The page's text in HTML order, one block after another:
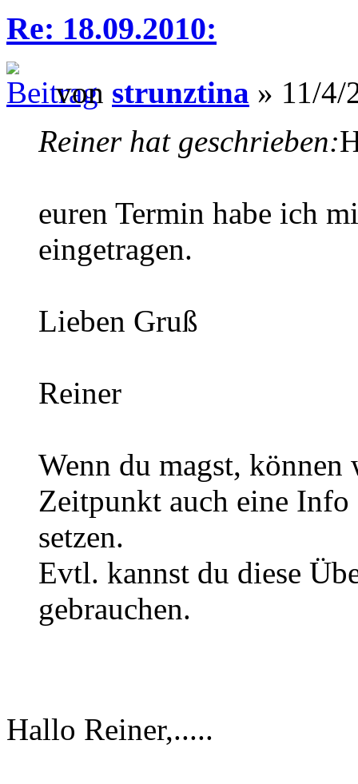
Re: 18.09.2010:
von strunztina » 11/4/
Reiner hat geschrieben:
euren Termin habe ich
eingetragen.
Lieben Gruß
Reiner
Wenn du magst, können
Zeitpunkt auch eine
setzen.
Evtl. kannst du diese
gebrauchen.
Hallo Reiner,.....